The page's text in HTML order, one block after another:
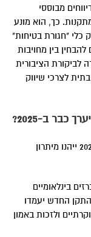
מבוססי
כך, הוא מונע
כלי "חגורת בטיחות"
בין מחויבות
לביקורת הציבורית
לצרכי שיווק
כבר ב-2025 ?
ארגונים שיתחילו להיערך ליישום התקן כבר ב-2025 ייהנו מיתרון
בינלאומיים
התקן החדש יעמדו
ולזכות באמון